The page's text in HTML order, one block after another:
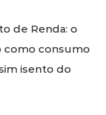
de Renda: o
como consumo
isento do